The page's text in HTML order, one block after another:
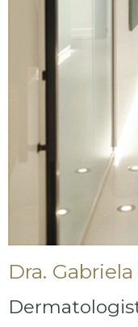
Dra.